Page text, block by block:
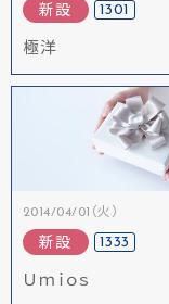
新設 1301
極洋
2014/04/01（火）
新設 1333
Ｕｍｉｏｓ